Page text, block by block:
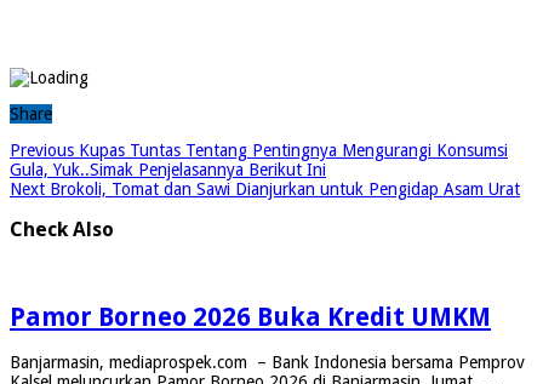
Share
Previous Kupas Tuntas Tentang Pentingnya Mengurangi Konsumsi
Gula, Yuk..Simak Penjelasannya Berikut Ini
Next Brokoli, Tomat dan Sawi Dianjurkan untuk Pengidap Asam Urat
Check Also
Pamor Borneo 2026 Buka Kredit UMKM
Banjarmasin, mediaprospek.com – Bank Indonesia bersama Pemprov